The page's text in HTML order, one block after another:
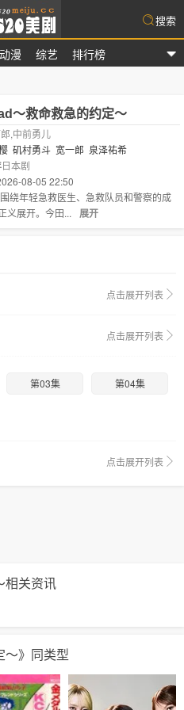
动漫 综艺 排行榜
搜索
～救命救急的约定～
,中前勇儿
矶村勇斗 宽一郎 泉泽祐希
日本剧
08-05 22:50
年轻急救医生、急救队员和警察的成
义展开。今田...
展开
点击展开列表
点击展开列表
第03集 第04集
点击展开列表
相关资讯
～》同类型